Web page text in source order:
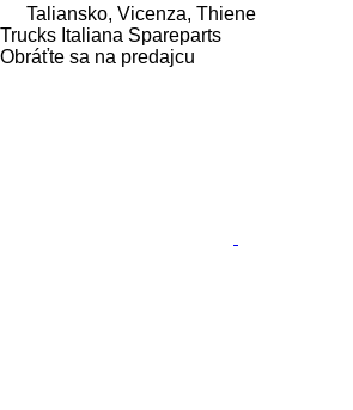
Taliansko, Vicenza, Thiene
Trucks Italiana Spareparts
Obráťte sa na predajcu